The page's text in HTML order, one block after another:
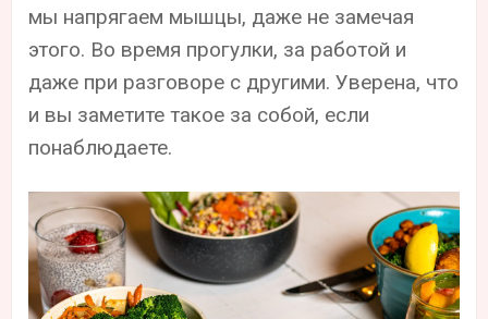
мы напрягаем мышцы, даже не замечая
этого. Во время прогулки, за работой и
даже при разговоре с другими. Уверена, что
и вы заметите такое за собой, если
понаблюдаете.